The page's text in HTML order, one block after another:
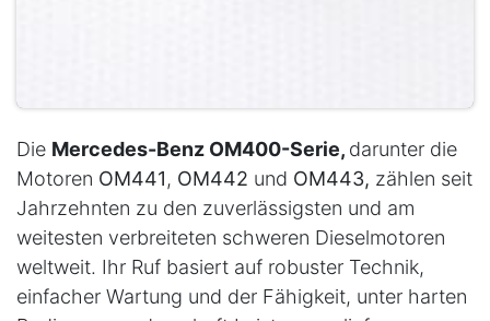
Die Mercedes-Benz OM400-Serie, darunter die
Motoren OM441, OM442 und OM443, zählen seit
Jahrzehnten zu den zuverlässigsten und am
weitesten verbreiteten schweren Dieselmotoren
weltweit. Ihr Ruf basiert auf robuster Technik,
einfacher Wartung und der Fähigkeit, unter harten